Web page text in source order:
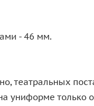
- 46 мм.
театральных
только